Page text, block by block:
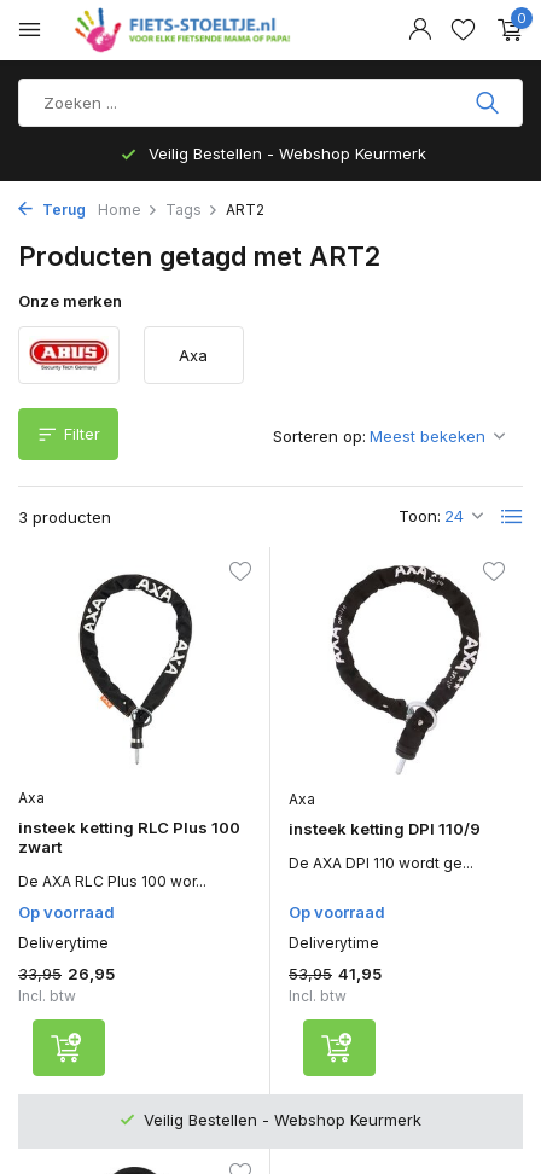
0
Veilig Bestellen - Webshop Keurmerk
Terug Home Tags ART2
Producten getagd met ART2
Onze merken
Axa
Filter
3 producten Toon:
Sorteren op:
Axa
insteek ketting RLC Plus 100
zwart
De AXA RLC Plus 100 wor...
Op voorraad
Deliverytime
33,95 26,95
Incl. btw
Axa
insteek ketting DPI 110/9
De AXA DPI 110 wordt ge...
Op voorraad
Deliverytime
53,95 41,95
Incl. btw
Veilig Bestellen - Webshop Keurmerk